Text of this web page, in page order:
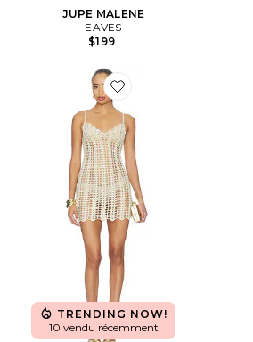
JUPE MALENE
EAVES
$199
Favorite ROBE MAGNOLIA
TRENDING NOW!
10 vendu récemment